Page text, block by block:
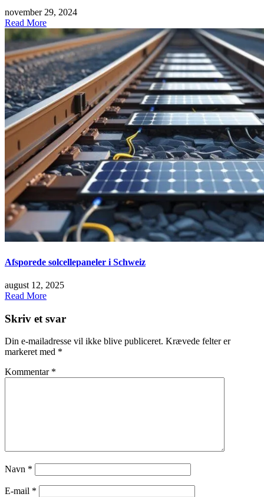
november 29, 2024
Read More
Afsporede solcellepaneler i Schweiz
august 12, 2025
Read More
Skriv et svar
Din e-mailadresse vil ikke blive publiceret. Krævede felter er
markeret med *
Kommentar *
Navn *
E-mail *